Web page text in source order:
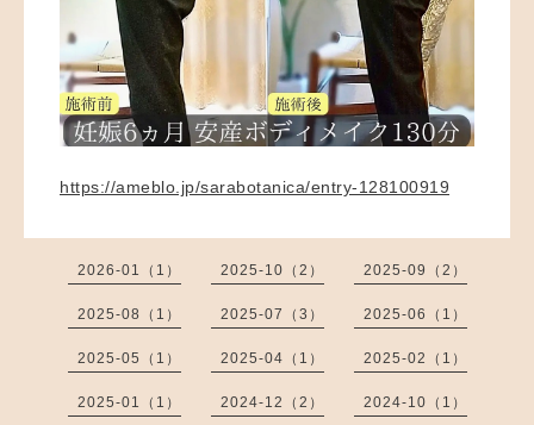
https://ameblo.jp/sarabotanica/entry-128100919
2026-01（1） 2025-10（2） 2025-09（2）
2025-08（1） 2025-07（3） 2025-06（1）
2025-05（1） 2025-04（1） 2025-02（1）
2025-01（1） 2024-12（2） 2024-10（1）